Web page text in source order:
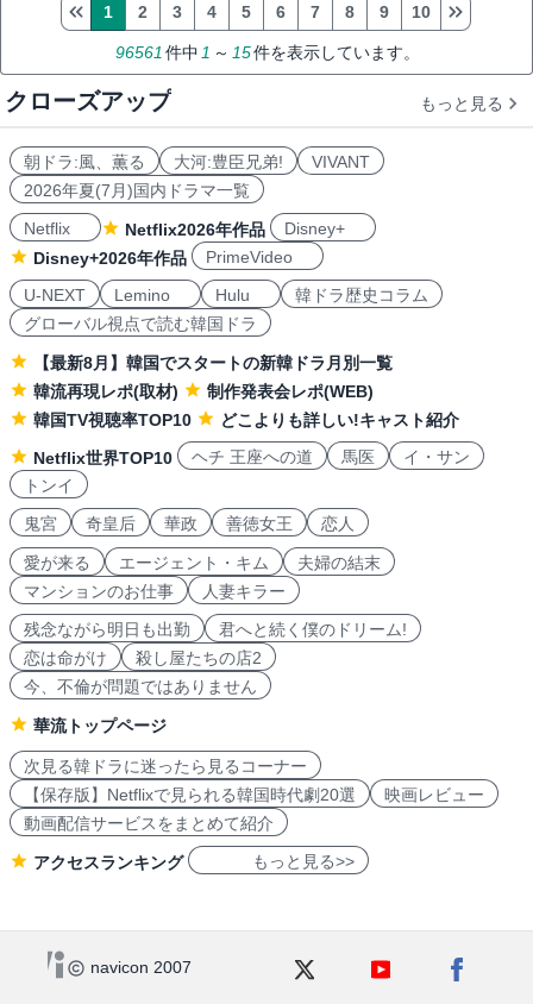
96561 件中 1 ～ 15件を表示しています。
1 2 3 4 5 6 7 8 9 10
クローズアップ もっと見る
朝ドラ:風、薫る 大河:豊臣兄弟!
VIVANT
2026年夏(7月)国内ドラマ一覧
Netflix
Netflix2026年作品
Disney+
Disney+2026年作品
PrimeVideo
U-NEXT
Lemino Hulu
韓ドラ歴史コラム
グローバル視点で読む韓国ドラ
【最新8月】韓国でスタートの新韓ドラ月別一覧
韓流再現レポ(取材)
制作発表会レポ(WEB)
韓国TV視聴率TOP10
どこよりも詳しい!キャスト紹介
Netflix世界TOP10
ヘチ 王座への道 馬医
イ・サン
トンイ
鬼宮
奇皇后 華政 善徳女王 恋人
愛が来る エージェント・キム
夫婦の結末
マンションのお仕事
人妻キラー
残念ながら明日も出勤
君へと続く僕のドリーム!
恋は命がけ
殺し屋たちの店2
今、不倫が問題ではありません
華流トップページ
次見る韓ドラに迷ったら見るコーナー
【保存版】Netflixで見られる韓国時代劇20選
映画レビュー
動画配信サービスをまとめて紹介
アクセスランキング もっと見る>>
navicon 2007